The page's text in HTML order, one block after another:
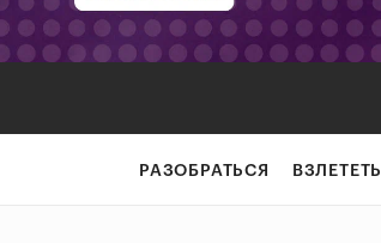
РАЗОБРАТЬСЯ ВЗЛЕТЕТЬ